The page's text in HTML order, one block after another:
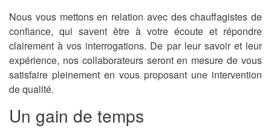
Nous vous mettons en relation avec des chauffagistes de
confiance, qui savent être à votre écoute et répondre
clairement à vos interrogations. De par leur savoir et leur
expérience, nos collaborateurs seront en mesure de vous
satisfaire pleinement en vous proposant une intervention
de qualité.
Un gain de temps